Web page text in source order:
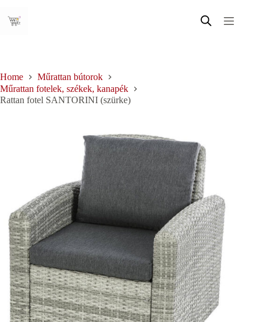
content
Home
Műrattan bútorok
Műrattan fotelek, székek, kanapék
Rattan fotel SANTORINI (szürke)